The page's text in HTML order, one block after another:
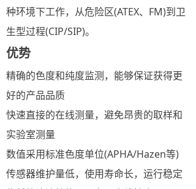
种环境下工作，从危险区(ATEX、FM)到卫
生型过程(CIP/SIP)。
优势
精确的色度和纯度监测，能够保证获得更
好的产品品质
快速直接的在线测量，避免昂贵的取样和
实验室测量
数值采用标准色度单位(APHA/Hazen等)
传感器维护量低，使用寿命长，运行稳定